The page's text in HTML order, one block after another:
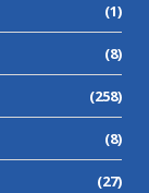
(1)
(8)
(258)
(8)
(27)